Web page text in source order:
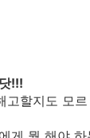
!!!
고할지도 모르